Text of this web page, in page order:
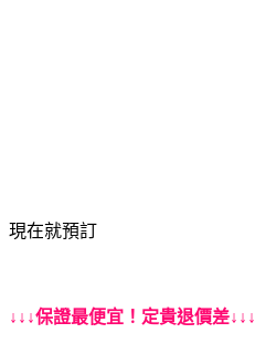
現在就預訂
↓↓↓保證最便宜！定貴退價差↓↓↓